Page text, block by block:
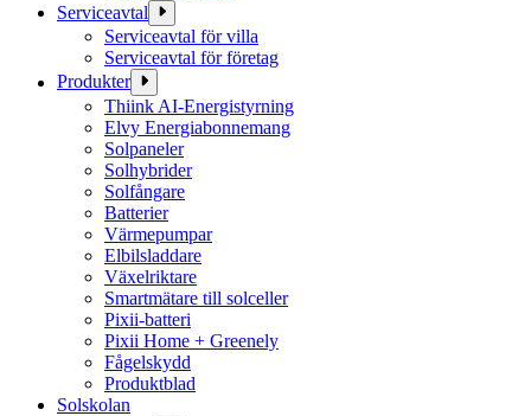
Serviceavtal
Serviceavtal för villa
Serviceavtal för företag
Produkter
Thiink AI-Energistyrning
Elvy Energiabonnemang
Solpaneler
Solhybrider
Solfångare
Batterier
Värmepumpar
Elbilsladdare
Växelriktare
Smartmätare till solceller
Pixii-batteri
Pixii Home + Greenely
Fågelskydd
Produktblad
Solskolan